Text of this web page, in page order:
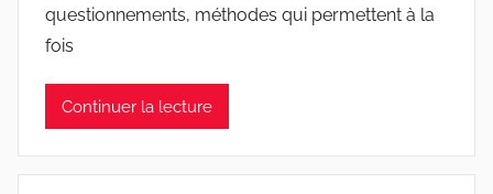
questionnements, méthodes qui permettent à la
fois
Continuer la lecture